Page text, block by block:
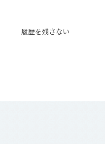
履歴を残さない